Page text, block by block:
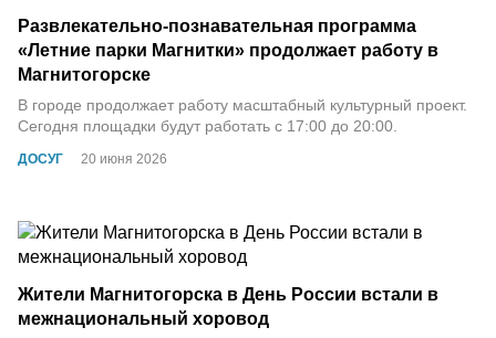
ДОСУГ 20 июня 2026
Развлекательно-познавательная программа
«Летние парки Магнитки» продолжает работу в
Магнитогорске
В городе продолжает работу масштабный культурный проект.
Сегодня площадки будут работать с 17:00 до 20:00.
Жители Магнитогорска в День России встали в
межнациональный хоровод